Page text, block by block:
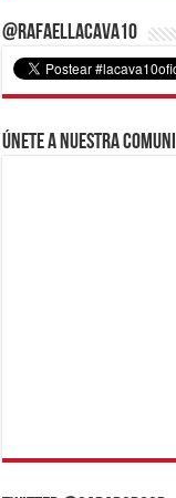
@RafaelLacava10
Únete a nuestra